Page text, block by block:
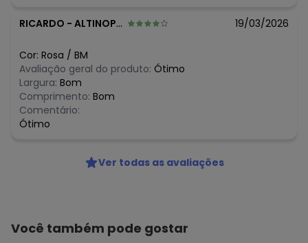
RICARDO - ALTINOPOLIS - SP 19/03/2026
Cor: Rosa / BM
Avaliação geral do produto: Ótimo
Largura: Bom
Comprimento: Bom
Comentário:
Ótimo
Ver todas as avaliações
Você também pode gostar